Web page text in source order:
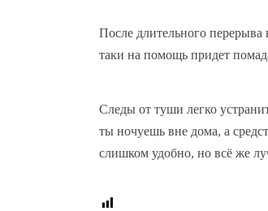
После длительного
таки на помощь придет
Следы от туши легко
ты ночуешь вне дома, а
слишком удобно, но всё же